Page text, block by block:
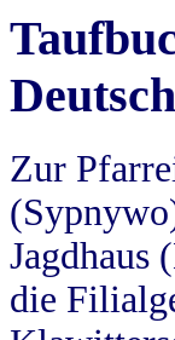
Zur
Jagdhaus
die